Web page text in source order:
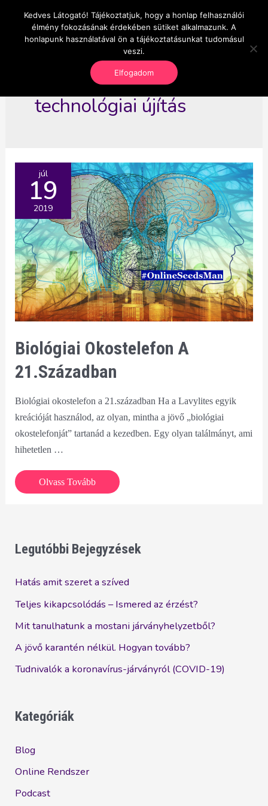
content
OnlineSeedsMan
Üzlet és szabadság
Main
technológiai újítás
júl
19
2019
Biológiai Okostelefon A
21.században
Biológiai okostelefon a 21.században Ha a Lavylites egyik
kreációját használod, az olyan, mintha a jövő „biológiai
okostelefonját” tartanád a kezedben. Egy olyan találmányt, ami
hihetetlen …
Biológiai
okostelefon
Olvass Tovább
Legutóbbi Bejegyzések
Hatás amit szeret a szíved
Teljes kikapcsolódás – Ismered az érzést?
Mit tanulhatunk a mostani járványhelyzetből?
A jövő karantén nélkül. Hogyan tovább?
Tudnivalók a koronavírus-járványról (COVID-19)
Kategóriák
Blog
Online Rendszer
Podcast
Kedves Látogató! Tájékoztatjuk, hogy a honlap felhasználói
élmény fokozásának érdekében sütiket alkalmazunk. A
honlapunk használatával ön a tájékoztatásunkat tudomásul
veszi.
Elfogadom